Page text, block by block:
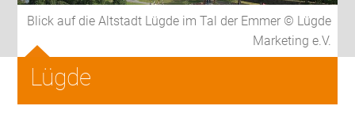
Blick auf die Altstadt Lügde im Tal der Emmer © Lügde
Marketing e.V.
Lügde